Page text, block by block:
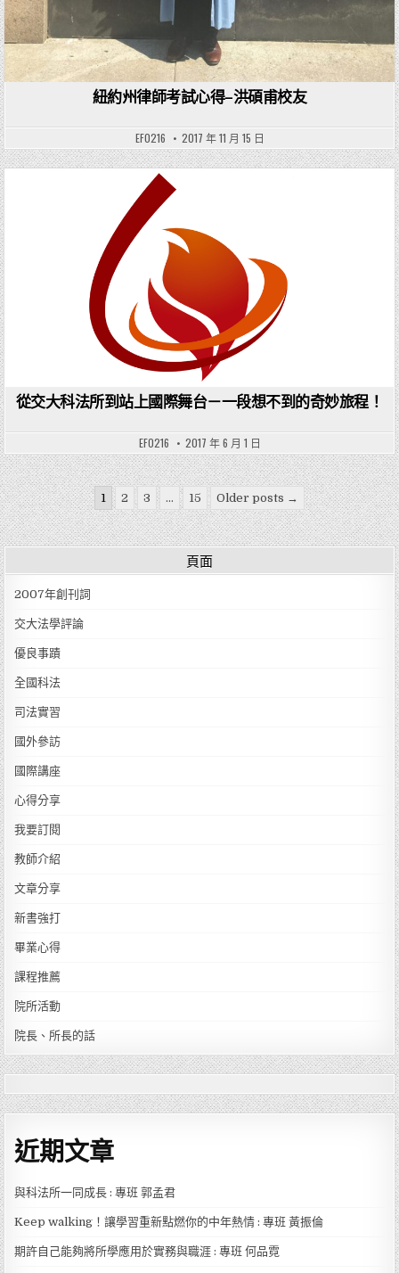
紐約州律師考試心得–洪碩甫校友
EF0216 2017 年 11 月 15 日
從交大科法所到站上國際舞台－一段想不到的奇妙旅程！
EF0216 2017 年 6 月 1 日
文章分頁1 2 3 ... 15 Older posts →
頁面
2007年創刊詞
交大法學評論
優良事蹟
全國科法
司法實習
國外參訪
國際講座
心得分享
我要訂閱
教師介紹
文章分享
新書強打
畢業心得
課程推薦
院所活動
院長、所長的話
近期文章
與科法所一同成長 : 專班 郭孟君
Keep walking！讓學習重新點燃你的中年熱情 : 專班 黃振倫
期許自己能夠將所學應用於實務與職涯 : 專班 何品霓